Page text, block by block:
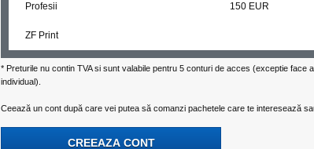
Profesii 150 EUR
ZF Print
* Preturile nu contin TVA si sunt valabile pentru 5 conturi de acces (exceptie face
individual).
Ceează un cont după care vei putea să comanzi pachetele care te interesează